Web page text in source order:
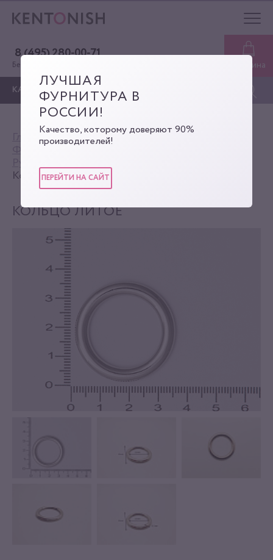
8 (495) 280-00-71
Бесплатная консультация Корзина
КАТАЛОГ
Главная
Каталог
Кольцо литое
КОЛЬЦО ЛИТОЕ
ЛУЧШАЯ
ФУРНИТУРА В
РОССИИ!
Качество, которому доверяют 90%
производителей!
ПЕРЕЙТИ НА САЙТ